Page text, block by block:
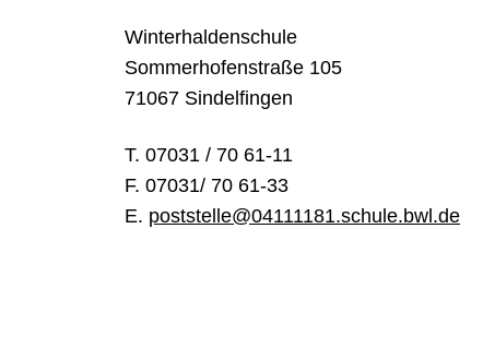
Winterhaldenschule
Sommerhofenstraße 105
71067 Sindelfingen
T. 07031 / 70 61-11
F. 07031/ 70 61-33
E. poststelle@04111181.schule.bwl.de